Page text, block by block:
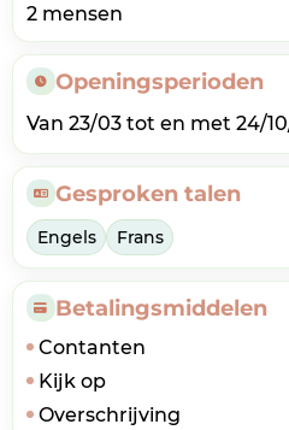
2 mensen
Openingsperioden
Van 23/03 tot en met 24/
Gesproken talen
Engels Frans
Betalingsmiddelen
Contanten
Kijk op
Overschrijving